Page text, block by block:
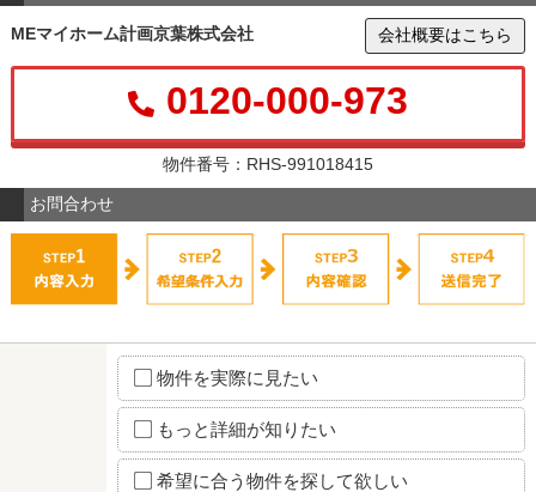
MEマイホーム計画京葉株式会社 会社概要はこちら
0120-000-973
物件番号：RHS-991018415
お問合わせ
物件を実際に見たい
もっと詳細が知りたい
希望に合う物件を探して欲しい